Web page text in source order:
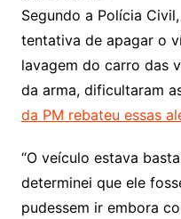
Segundo a Polícia
tentativa de apagar o
lavagem do carro das
da arma, dificultaram
da PM rebateu essas
“O veículo estava
determinei que ele
pudessem ir embora